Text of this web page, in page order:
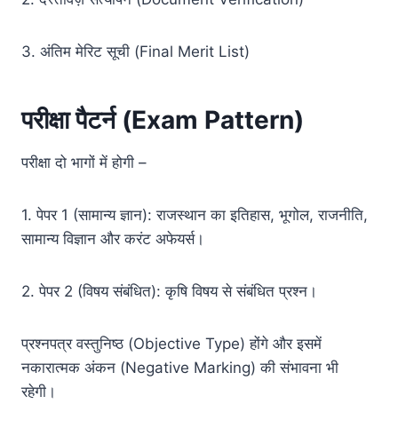
3. अंतिम मेरिट सूची (Final Merit List)
परीक्षा पैटर्न (Exam Pattern)
परीक्षा दो भागों में होगी –
1. पेपर 1 (सामान्य ज्ञान): राजस्थान का इतिहास, भूगोल, राजनीति,
सामान्य विज्ञान और करंट अफेयर्स।
2. पेपर 2 (विषय संबंधित): कृषि विषय से संबंधित प्रश्न।
प्रश्नपत्र वस्तुनिष्ठ (Objective Type) होंगे और इसमें
नकारात्मक अंकन (Negative Marking) की संभावना भी
रहेगी।